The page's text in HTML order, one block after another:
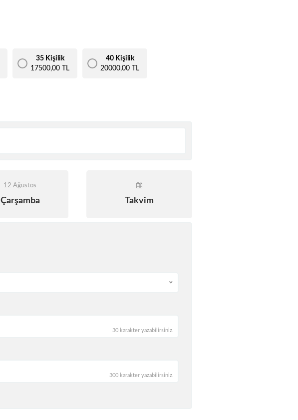
35 Kişilik
17500,00 TL
40 Kişilik
20000,00 TL
12 Ağustos
Çarşamba Takvim
30 karakter yazabilirsiniz.
300 karakter yazabilirsiniz.